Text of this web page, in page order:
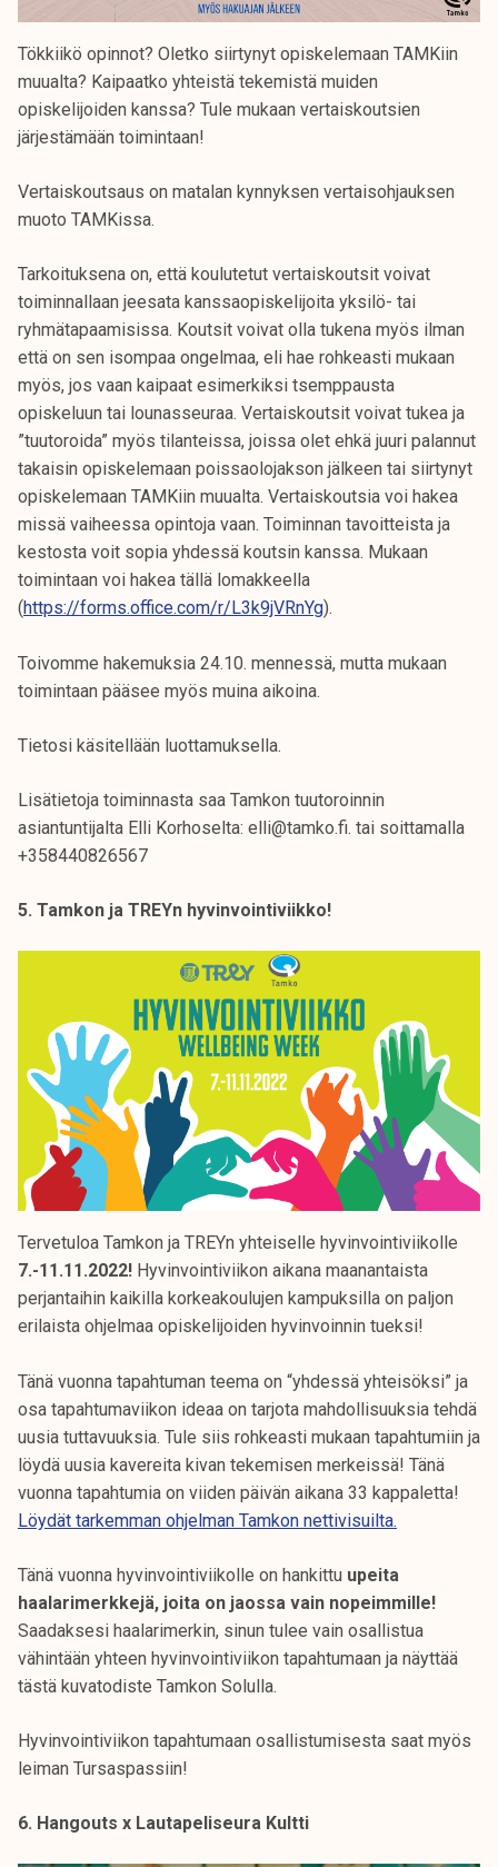
Tökkiikö opinnot? Oletko siirtynyt opiskelemaan TAMKiin
muualta? Kaipaatko yhteistä tekemistä muiden
opiskelijoiden kanssa? Tule mukaan vertaiskoutsien
järjestämään toimintaan!
Vertaiskoutsaus on matalan kynnyksen vertaisohjauksen
muoto TAMKissa.
Tarkoituksena on, että koulutetut vertaiskoutsit voivat
toiminnallaan jeesata kanssaopiskelijoita yksilö- tai
ryhmätapaamisissa. Koutsit voivat olla tukena myös ilman
että on sen isompaa ongelmaa, eli hae rohkeasti mukaan
myös, jos vaan kaipaat esimerkiksi tsemppausta
opiskeluun tai lounasseuraa. Vertaiskoutsit voivat tukea ja
”tuutoroida” myös tilanteissa, joissa olet ehkä juuri palannut
takaisin opiskelemaan poissaolojakson jälkeen tai siirtynyt
opiskelemaan TAMKiin muualta. Vertaiskoutsia voi hakea
missä vaiheessa opintoja vaan. Toiminnan tavoitteista ja
kestosta voit sopia yhdessä koutsin kanssa. Mukaan
toimintaan voi hakea tällä lomakkeella
(https://forms.office.com/r/L3k9jVRnYg).
Toivomme hakemuksia 24.10. mennessä, mutta mukaan
toimintaan pääsee myös muina aikoina.
Tietosi käsitellään luottamuksella.
Lisätietoja toiminnasta saa Tamkon tuutoroinnin
asiantuntijalta Elli Korhoselta: elli@tamko.fi. tai soittamalla
+358440826567
5. Tamkon ja TREYn hyvinvointiviikko!
Tervetuloa Tamkon ja TREYn yhteiselle hyvinvointiviikolle
7.-11.11.2022! Hyvinvointiviikon aikana maanantaista
perjantaihin kaikilla korkeakoulujen kampuksilla on paljon
erilaista ohjelmaa opiskelijoiden hyvinvoinnin tueksi!
Tänä vuonna tapahtuman teema on “yhdessä yhteisöksi” ja
osa tapahtumaviikon ideaa on tarjota mahdollisuuksia tehdä
uusia tuttavuuksia. Tule siis rohkeasti mukaan tapahtumiin ja
löydä uusia kavereita kivan tekemisen merkeissä! Tänä
vuonna tapahtumia on viiden päivän aikana 33 kappaletta!
Löydät tarkemman ohjelman Tamkon nettivisuilta.
Tänä vuonna hyvinvointiviikolle on hankittu upeita
haalarimerkkejä, joita on jaossa vain nopeimmille!
Saadaksesi haalarimerkin, sinun tulee vain osallistua
vähintään yhteen hyvinvointiviikon tapahtumaan ja näyttää
tästä kuvatodiste Tamkon Solulla.
Hyvinvointiviikon tapahtumaan osallistumisesta saat myös
leiman Tursaspassiin!
6. Hangouts x Lautapeliseura Kultti